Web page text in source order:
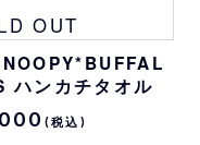
OUT
ハンカチタオル
(税込)